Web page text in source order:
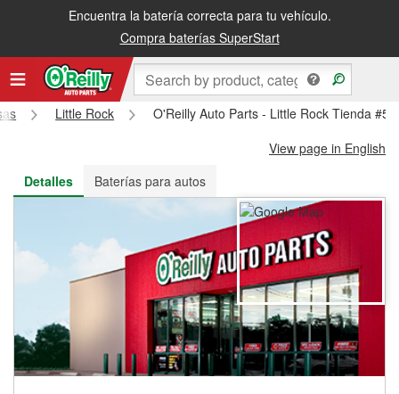
Encuentra la batería correcta para tu vehículo.
Compra baterías SuperStart
Recibe tu orden gratis al día siguiente o recógela en la tienda
Little Rock
O'Reilly Auto Parts - Little Rock Tienda
View page in English
Detalles
Baterías para autos